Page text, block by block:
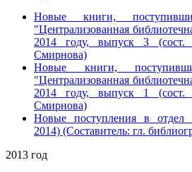
Новые книги,
"Централизованная
2014 году, выпуск 3
Смирнова)
Новые книги,
"Централизованная
2014 году, выпуск 1
Смирнова)
Новые поступления в отдел
2014) (Составитель: гл.
2013 год